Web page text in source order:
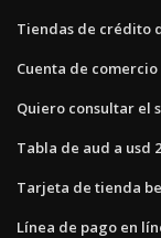
Tiendas de crédito
Cuenta de
Quiero consultar el
Tabla de aud a usd
Tarjeta de tienda
Línea de pago en